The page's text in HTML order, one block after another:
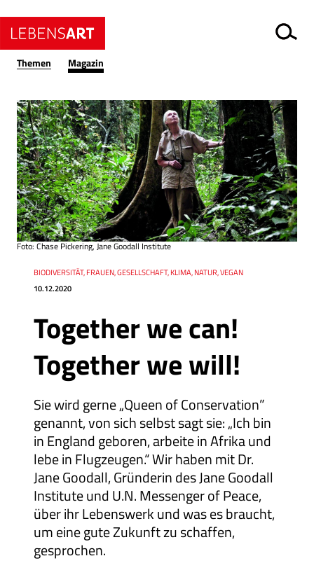
Themen Magazin
Together we can!
Together we will!
Sie wird gerne „Queen of Conservation”
genannt, von sich selbst sagt sie: „Ich bin
in England geboren, arbeite in Afrika und
lebe in Flugzeugen.“ Wir haben mit Dr.
Jane Goodall, Gründerin des Jane Goodall
Institute und U.N. Messenger of Peace,
über ihr Lebenswerk und was es braucht,
um eine gute Zukunft zu schaffen,
gesprochen.
Datum
10.12.2020
RessortBIODIVERSITÄT, FRAUEN, GESELLSCHAFT, KLIMA, NATUR, VEGAN
Foto: Chase Pickering, Jane Goodall Institute